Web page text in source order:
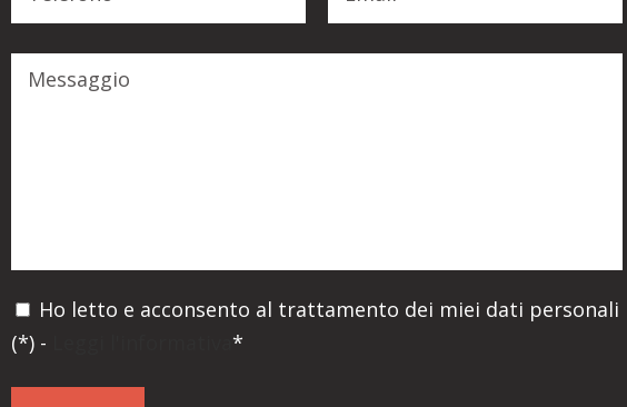
Ho letto e acconsento al trattamento dei miei dati personali
(*) -
*